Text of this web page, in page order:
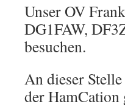
Unser OV
DG1FAW,
besuchen.
An dieser
der HamCation